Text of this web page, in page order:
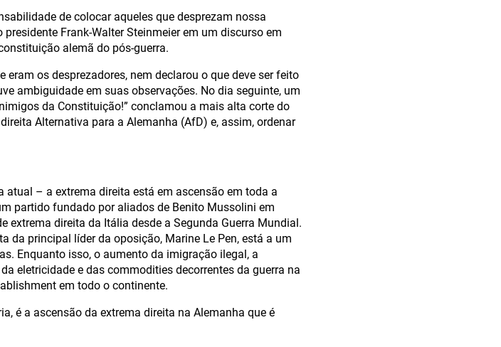
de colocar aqueles que desprezam nossa
Frank-Walter Steinmeier em um discurso em
alemã do pós-guerra.
os desprezadores, nem declarou o que deve ser feito
ambiguidade em suas observações. No dia seguinte, um
da Constituição!” conclamou a mais alta corte do
Alternativa para a Alemanha (AfD) e, assim, ordenar
– a extrema direita está em ascensão em toda a
partido fundado por aliados de Benito Mussolini em
extrema direita da Itália desde a Segunda Guerra Mundial.
da principal líder da oposição, Marine Le Pen, está a um
Enquanto isso, o aumento da imigração ilegal, a
eletricidade e das commodities decorrentes da guerra na
em todo o continente.
é a ascensão da extrema direita na Alemanha que é